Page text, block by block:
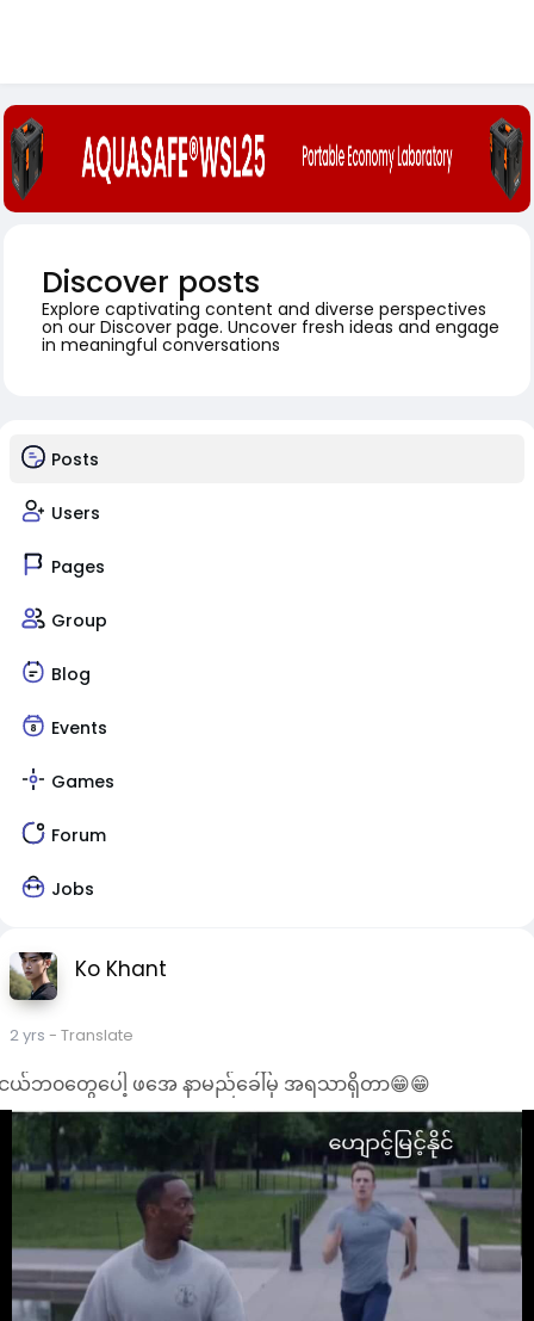
Discover posts
Explore captivating content and diverse perspectives
on our Discover page. Uncover fresh ideas and engage
in meaningful conversations
Posts
Users
Pages
Group
Blog
Events
Games
Forum
Jobs
Ko Khant
2 yrs - Translate
ယ်ဘ၀တွေပေါ့ ဖအေ နာမည်ခေါ်မှ အရသာရှိတာ😁😁